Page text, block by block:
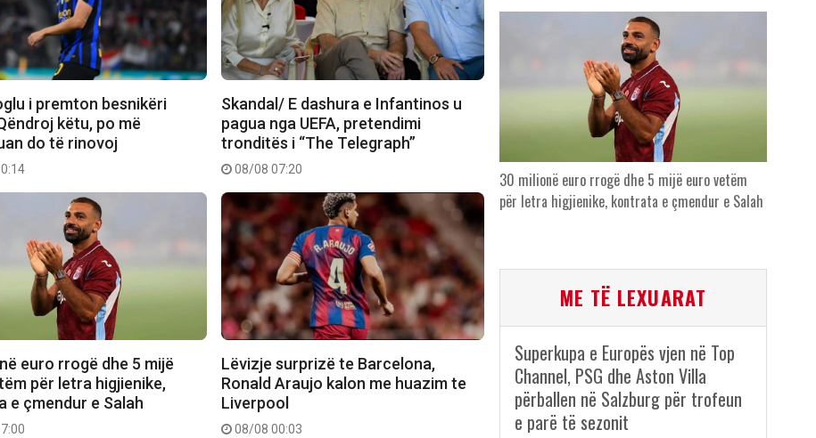
i premton besnikëri
këtu, po më
do të rinovoj
Skandal/ E dashura e Infantinos u
pagua nga UEFA, pretendimi
tronditës i “The Telegraph”
08/08 07:20
euro rrogë dhe 5 mijë
për letra higjienike,
e çmendur e Salah
Lëvizje surprizë te Barcelona,
Ronald Araujo kalon me huazim te
Liverpool
08/08 00:03
30 milionë euro rrogë dhe 5 mijë euro vetëm
për letra higjienike, kontrata e çmendur e Salah
ME TË LEXUARAT
Superkupa e Europës vjen në Top
Channel, PSG dhe Aston Villa
përballen në Salzburg për trofeun
e parë të sezonit